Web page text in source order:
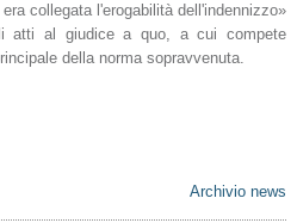
collegata l'erogabilità dell'indennizzo»
atti al giudice a quo, a cui compete
della norma sopravvenuta.
Archivio news